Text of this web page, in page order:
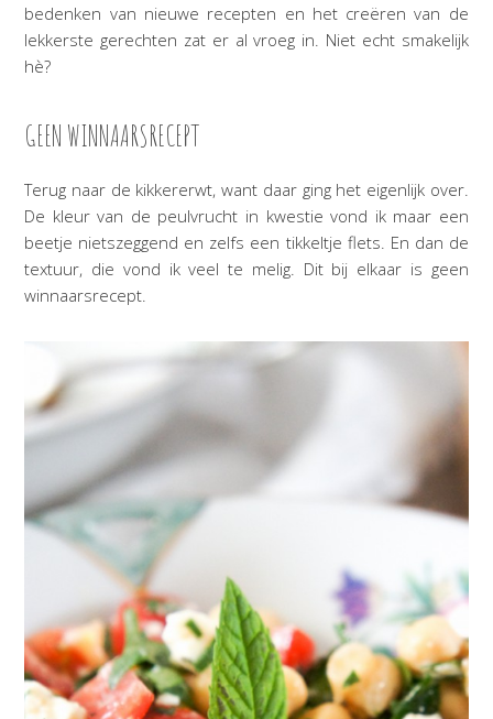
bedenken van nieuwe recepten en het creëren van de
lekkerste gerechten zat er al vroeg in. Niet echt smakelijk
hè?
GEEN WINNAARSRECEPT
Terug naar de kikkererwt, want daar ging het eigenlijk over.
De kleur van de peulvrucht in kwestie vond ik maar een
beetje nietszeggend en zelfs een tikkeltje flets. En dan de
textuur, die vond ik veel te melig. Dit bij elkaar is geen
winnaarsrecept.